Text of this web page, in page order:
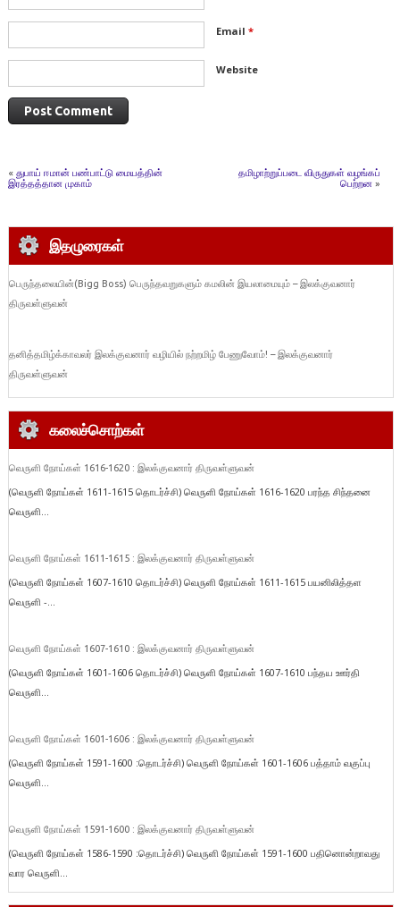
Email *
Website
« துபாய் ஈமான் பண்பாட்டு மையத்தின்
இரத்தத்தான முகாம்
தமிழாற்றுப்படை விருதுகள் வழங்கப்
பெற்றன »
இதழுரைகள்
பெருந்தலையின்(Bigg Boss) பெருந்தவறுகளும் கமலின் இயலாமையும் – இலக்குவனார்
திருவள்ளுவன்
தனித்தமிழ்க்காவலர் இலக்குவனார் வழியில் நற்றமிழ் பேணுவோம்! – இலக்குவனார்
திருவள்ளுவன்
கலைச்சொற்கள்
வெருளி நோய்கள் 1616-1620 : இலக்குவனார் திருவள்ளுவன்
(வெருளி நோய்கள் 1611-1615 தொடர்ச்சி) வெருளி நோய்கள் 1616-1620 பரந்த சிந்தனை
வெருளி...
வெருளி நோய்கள் 1611-1615 : இலக்குவனார் திருவள்ளுவன்
(வெருளி நோய்கள் 1607-1610 தொடர்ச்சி) வெருளி நோய்கள் 1611-1615 பயனிலித்தள
வெருளி -...
வெருளி நோய்கள் 1607-1610 : இலக்குவனார் திருவள்ளுவன்
(வெருளி நோய்கள் 1601-1606 தொடர்ச்சி) வெருளி நோய்கள் 1607-1610 பந்தய ஊர்தி
வெருளி...
வெருளி நோய்கள் 1601-1606 : இலக்குவனார் திருவள்ளுவன்
(வெருளி நோய்கள் 1591-1600 :தொடர்ச்சி) வெருளி நோய்கள் 1601-1606 பத்தாம் வகுப்பு
வெருளி...
வெருளி நோய்கள் 1591-1600 : இலக்குவனார் திருவள்ளுவன்
(வெருளி நோய்கள் 1586-1590 :தொடர்ச்சி) வெருளி நோய்கள் 1591-1600 பதினொன்றாவது
வார வெருளி...